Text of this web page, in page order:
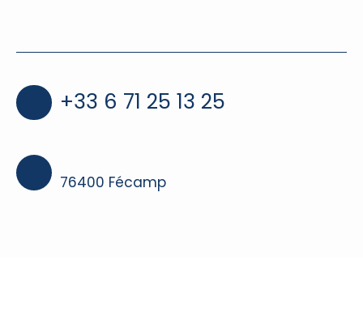
+33 6 71 25 13 25
76400 Fécamp